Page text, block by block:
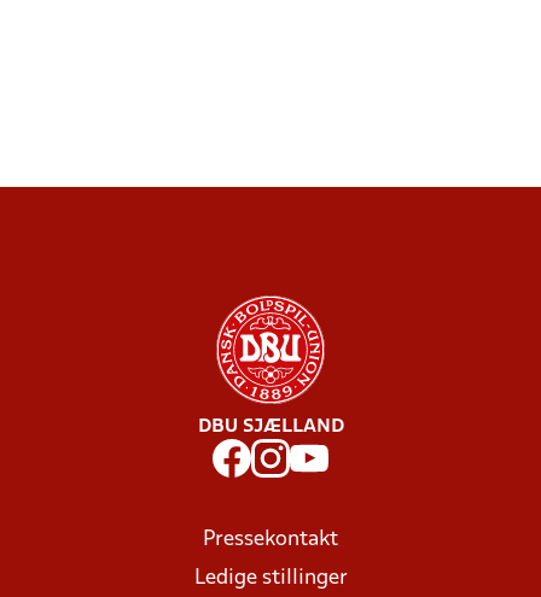
DBU SJÆLLAND
Pressekontakt
Ledige stillinger